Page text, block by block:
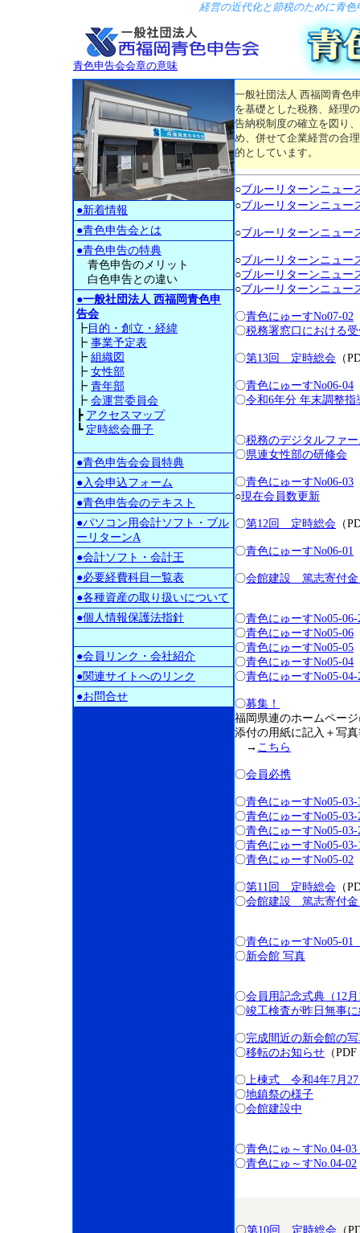
経営の近代化と節税のために青
青色申告会会章の意味
●新着情報
●青色申告会とは
●青色申告の特典
青色申告のメリット
白色申告との違い
●一般社団法人 西福岡青色申
告会
┣ 目的・創立・経緯
┣ 事業予定表
┣ 組織図
┣ 女性部
┣ 青年部
┣ 会運営委員会
┣ アクセスマップ
┗ 定時総会冊子
●青色申告会会員特典
●入会申込フォーム
●青色申告会のテキスト
●パソコン用会計ソフト・ブル
ーリターンA
●会計ソフト・会計王
●必要経費科目一覧表
●各種資産の取り扱いについて
●個人情報保護法指針
●会員リンク・会社紹介
●関連サイトへのリンク
●お問合せ
一般社団法人 西福岡青色
を基礎とした税務、経理
告納税制度の確立を図り
め、併せて企業経営の合
的としています。
○ブルーリターンニュー
○ブルーリターンニュー
○ブルーリターンニュー
○ブルーリターンニュー
○ブルーリターンニュー
○ブルーリターンニュー
〇青色にゅーすNo07-02
〇税務署窓口における
〇第13回 定時総会 （
〇青色にゅーすNo06-04
〇令和6年分 年末調整指
〇税務のデジタルファ
〇県連女性部の研修会
〇青色にゅーすNo06-03
○現在会員数更新
〇第12回 定時総会 （
〇青色にゅーすNo06-01
〇会館建設 篤志寄付
〇青色にゅーすNo05-06-
〇青色にゅーすNo05-06
〇青色にゅーすNo05-05
〇青色にゅーすNo05-04
〇青色にゅーすNo05-04-
〇募集！
福岡県連のホームペー
添付の用紙に記入＋写
→ こちら
〇会員必携
〇青色にゅーすNo05-03-
〇青色にゅーすNo05-03-
〇青色にゅーすNo05-
〇青色にゅーすNo05-03-
〇青色にゅーすNo05-02
〇第11回 定時総会 （
〇会館建設 篤志寄付
〇青色にゅーすNo05-01
〇新会館 写真
〇会員用記念式典（12
〇竣工検査が昨日無事
〇完成間近の新会館の
〇移転のお知らせ （
〇上棟式 令和4年7月27
〇地鎮祭の様子
〇会館建設中
〇青色にゅ～すNo.04-
〇青色にゅ～すNo.04-02
〇第10回 定時総会 （